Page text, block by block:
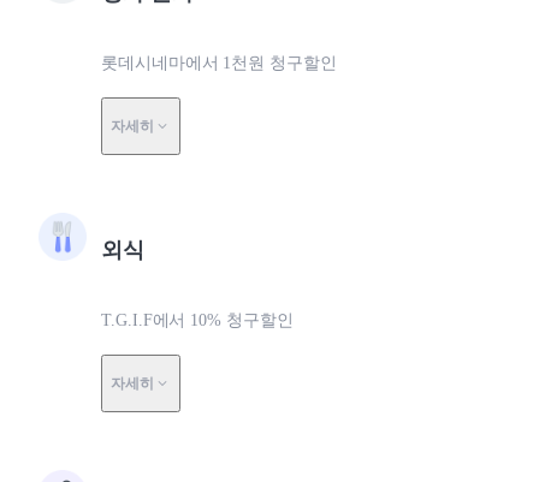
롯데시네마에서 1천원 청구할인
자세히
외식
T.G.I.F에서 10% 청구할인
자세히